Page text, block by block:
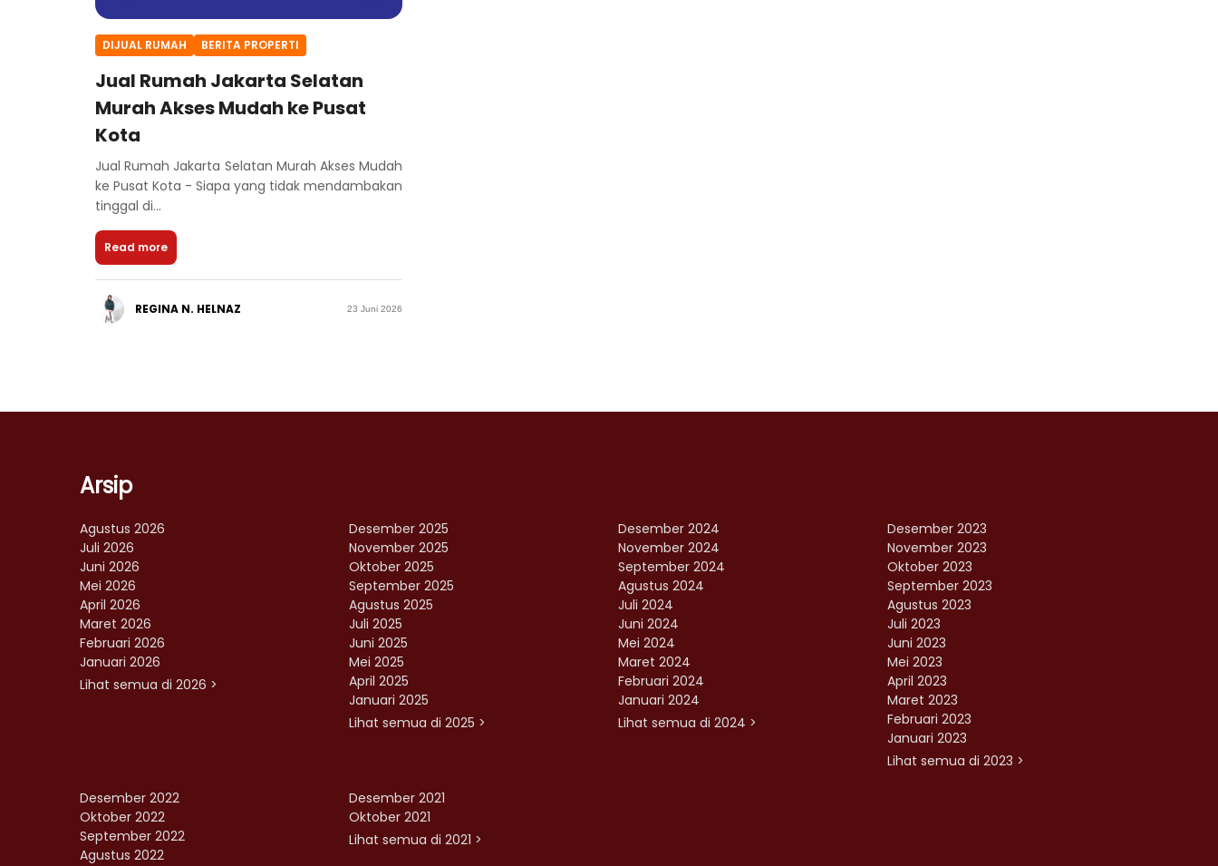
DIJUAL RUMAH BERITA PROPERTI
Jual Rumah Jakarta Selatan
Murah Akses Mudah ke Pusat
Kota
Jual Rumah Jakarta Selatan Murah Akses Mudah
ke Pusat Kota - Siapa yang tidak mendambakan
tinggal di...
Read more
REGINA N. HELNAZ 23 Juni 2026
Arsip
Agustus 2026
Juli 2026
Juni 2026
Mei 2026
April 2026
Maret 2026
Februari 2026
Januari 2026
Lihat semua di 2026 >
Desember 2025
November 2025
Oktober 2025
September 2025
Agustus 2025
Juli 2025
Juni 2025
Mei 2025
April 2025
Januari 2025
Lihat semua di 2025 >
Desember 2024
November 2024
September 2024
Agustus 2024
Juli 2024
Juni 2024
Mei 2024
Maret 2024
Februari 2024
Januari 2024
Lihat semua di 2024 >
Desember 2023
November 2023
Oktober 2023
September 2023
Agustus 2023
Juli 2023
Juni 2023
Mei 2023
April 2023
Maret 2023
Februari 2023
Januari 2023
Lihat semua di 2023 >
Desember 2022
Oktober 2022
September 2022
Agustus 2022
Desember 2021
Oktober 2021
Lihat semua di 2021 >